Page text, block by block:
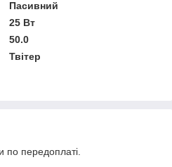
Пасивний
25 Вт
50.0
Твітер
по передоплаті.